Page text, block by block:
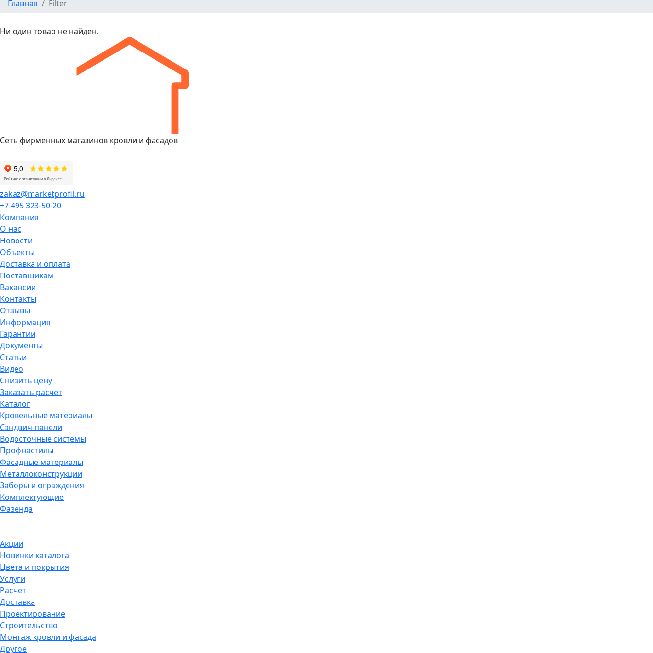
Главная
Filter
Ни один товар не найден.
Сеть фирменных магазинов кровли и фасадов
zakaz@marketprofil.ru
+7 495 323-50-20
Компания
О нас
Новости
Объекты
Доставка и оплата
Поставщикам
Вакансии
Контакты
Отзывы
Информация
Гарантии
Документы
Статьи
Видео
Снизить цену
Заказать расчет
Каталог
Кровельные материалы
Сэндвич-панели
Водосточные системы
Профнастилы
Фасадные материалы
Металлоконструкции
Заборы и ограждения
Комплектующие
Фазенда
Акции
Новинки каталога
Цвета и покрытия
Услуги
Расчет
Доставка
Проектирование
Строительство
Монтаж кровли и фасада
Другое